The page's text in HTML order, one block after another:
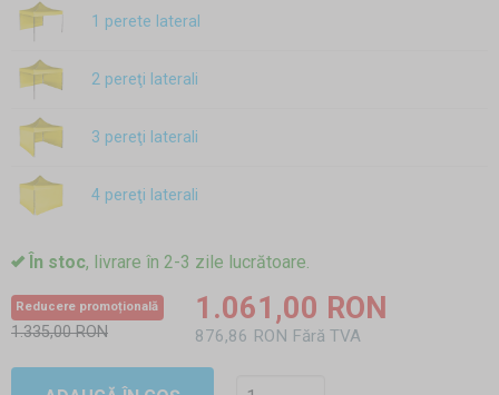
1 perete lateral
2 pereţi laterali
3 pereţi laterali
4 pereţi laterali
În stoc, livrare în 2-3 zile lucrătoare.
Reducere promoțională
1.335,00 RON
1.061,00 RON
876,86 RON Fără TVA